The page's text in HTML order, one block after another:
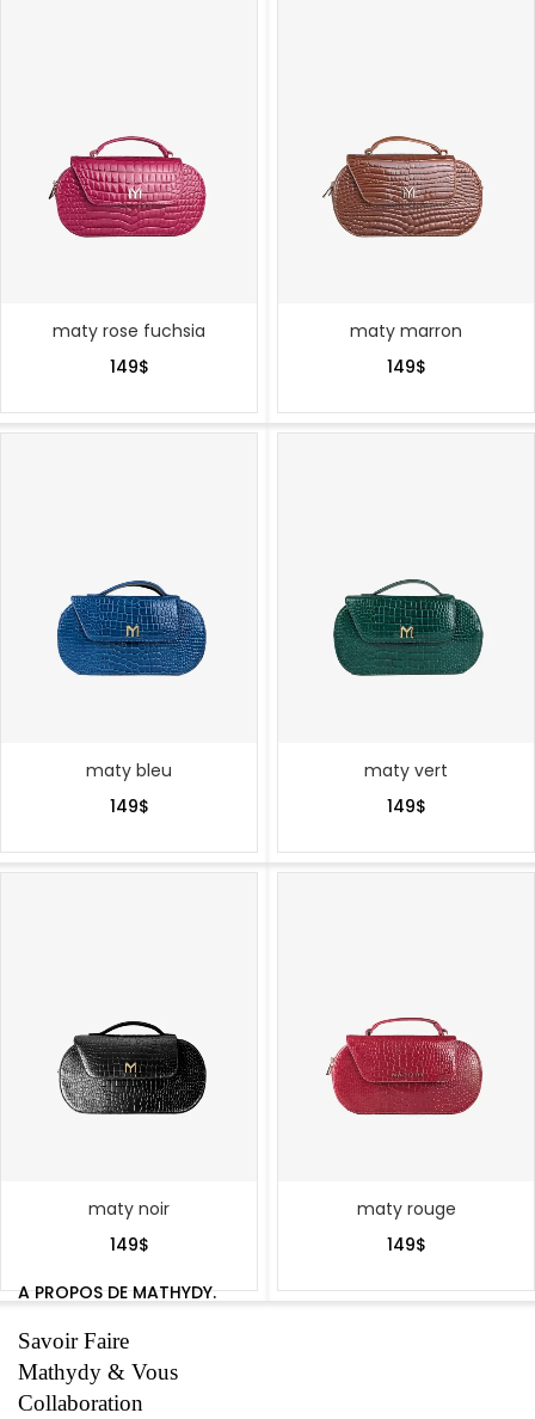
maty rose fuchsia
149$
maty marron
149$
maty bleu
149$
maty vert
149$
maty noir
149$
maty rouge
149$
A PROPOS DE MATHYDY.
Savoir Faire
Mathydy & Vous
Collaboration